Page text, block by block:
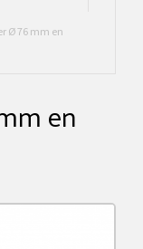
Ø 76 mm en
en